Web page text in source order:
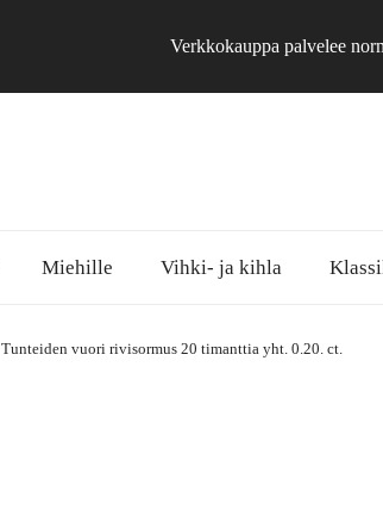
Verkkokauppa palvelee
Miehille Vihki- ja kihla
Tunteiden vuori rivisormus 20 timanttia yht. 0.20. ct.